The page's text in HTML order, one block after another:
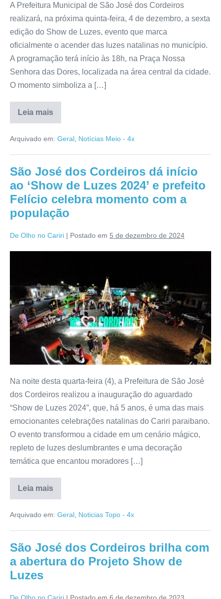
A Prefeitura Municipal de São José dos Cordeiros
realizará, na próxima quinta-feira, 4 de dezembro, a sexta
edição do Show de Luzes, evento que marca
oficialmente o acender das luzes natalinas no município.
A programação terá início às 18h, na Praça Nossa
Senhora das Dores, localizada na área central da cidade.
O momento simboliza a […]
Leia mais
Arquivado em: Geral Notícias Meio - 4x
São José dos Cordeiros dá início
ao ‘Show de Luzes 2024’ e prefeito
Felício celebra momento com a
população
De Olho no Cariri | Postado em 5 de dezembro de 2024
Na noite desta quarta-feira (4), a Prefeitura de São José
dos Cordeiros realizou a inauguração do aguardado
“Show de Luzes 2024”, que, há 5 anos, é uma das mais
emocionantes celebrações natalinas do Cariri paraibano.
O evento transformou a cidade em um cenário mágico,
repleto de luzes deslumbrantes e uma decoração
temática que encantou moradores […]
Leia mais
Arquivado em: Geral Noticias Topo - 4x
São José dos Cordeiros brilha com
a abertura do Projeto Show de
Luzes
De Olho no Cariri | Postado em 6 de dezembro de 2023